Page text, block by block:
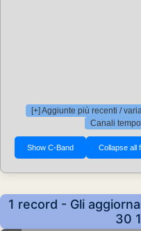
[+] Aggiunte più recenti /
Canali
1 record - Gli
30